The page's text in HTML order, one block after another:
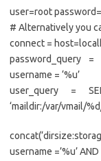
user=root
# Alternatively you
connect =
password_query =
username = ‘%u’
user_query =
‘maildir:/var/vmail/
username =’%u’ AND